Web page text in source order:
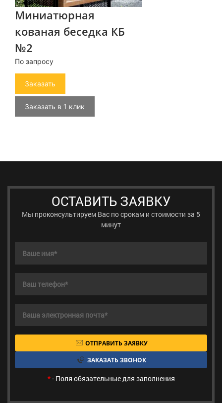
Миниатюрная
кованая беседка КБ
№2
По запросу
Заказать
Заказать в 1 клик
ОСТАВИТЬ ЗАЯВКУ
Мы проконсультируем Вас по срокам и стоимости за 5
минут
ОТПРАВИТЬ ЗАЯВКУ
ЗАКАЗАТЬ ЗВОНОК
*- Поля обязательные для заполнения